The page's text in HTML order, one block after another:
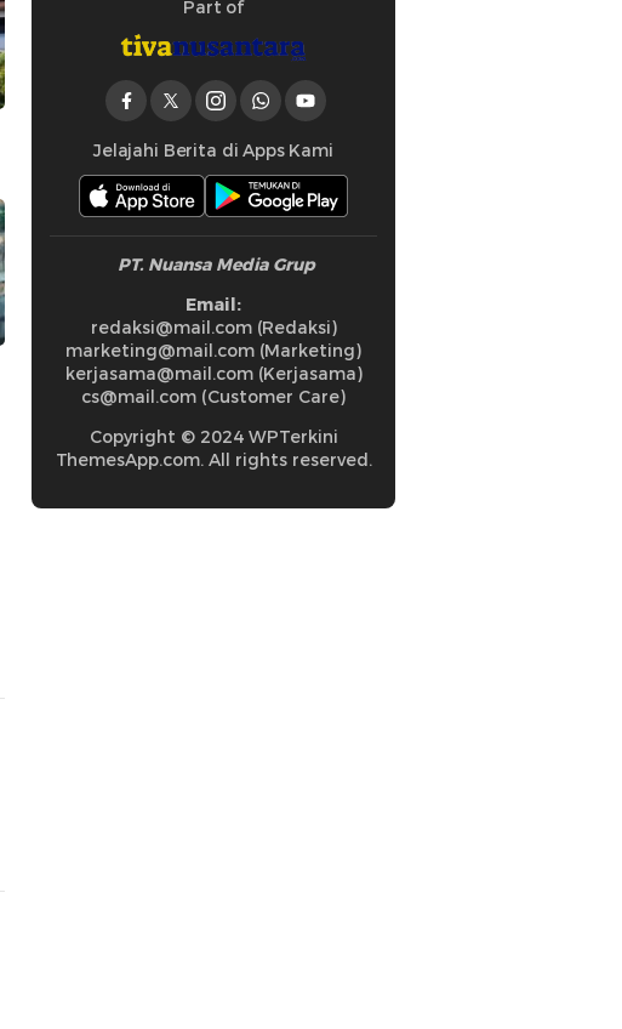
Part of
Jelajahi Berita di Apps Kami
PT. Nuansa Media Grup
Email:
redaksi@mail.com (Redaksi)
marketing@mail.com (Marketing)
kerjasama@mail.com (Kerjasama)
cs@mail.com (Customer Care)
Copyright © 2024 WPTerkini
ThemesApp.com. All rights reserved.